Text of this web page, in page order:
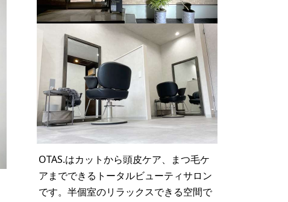
OTAS.はカットから頭皮ケア、まつ毛ケ
アまでできるトータルビューティサロン
です。半個室のリラックスできる空間で